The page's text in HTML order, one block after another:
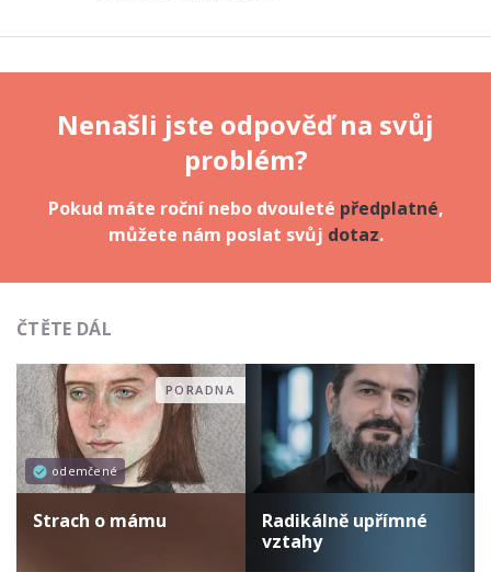
Nenašli jste odpověď na svůj
problém?
Pokud máte roční nebo dvouleté předplatné,
můžete nám poslat svůj dotaz.
ČTĚTE DÁL
odemčené
PORADNA
Strach o mámu
Radikálně upřímné
vztahy